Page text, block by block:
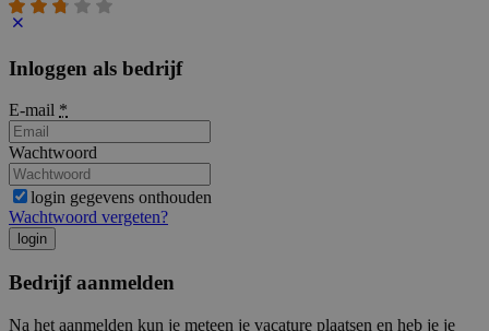
Inloggen als bedrijf
E-mail *
Wachtwoord
login gegevens onthouden
Wachtwoord vergeten?
login
Bedrijf aanmelden
Na het aanmelden kun je meteen je vacature plaatsen en heb je je